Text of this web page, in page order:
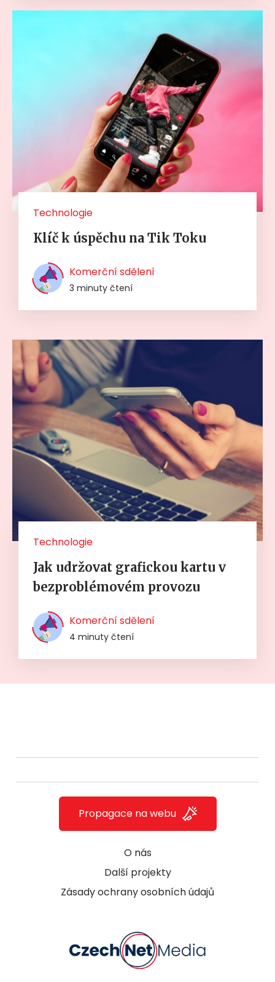
Technologie
Klíč k úspěchu na Tik Toku
Komerční sdělení
3 minuty čtení
Technologie
Jak udržovat grafickou kartu v
bezproblémovém provozu
Komerční sdělení
4 minuty čtení
O nás
Další projekty
Zásady ochrany osobních údajů
Propagace na webu